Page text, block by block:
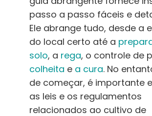
Contato
Loja
Português Brasileiro
Procurar
passo a passo fáceis e
Ele abrange tudo, desde a
do local certo até a
solo, a rega, o controle de
colheita e a cura. No
de começar, é importante
as leis e os regulamentos
relacionados ao cultivo de